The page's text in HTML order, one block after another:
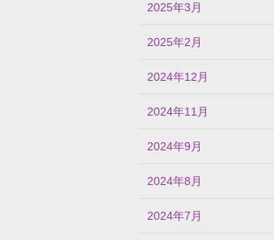
2025年3月
2025年2月
2024年12月
2024年11月
2024年9月
2024年8月
2024年7月